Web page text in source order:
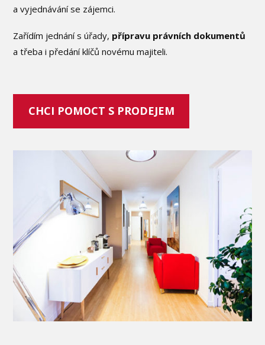
a vyjednávání se zájemci.
Zařídím jednání s úřady, přípravu právních dokumentů
a třeba i předání klíčů novému majiteli.
CHCI POMOCT S PRODEJEM